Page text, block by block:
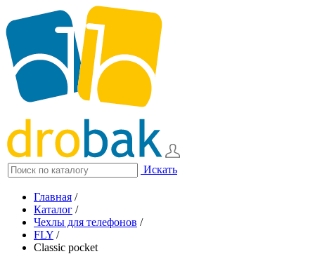
Искать
Главная /
Каталог /
Чехлы для телефонов /
FLY /
Classic pocket